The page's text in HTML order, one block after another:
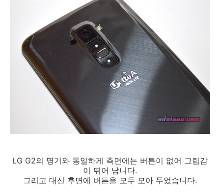
LG G2의 명기와 동일하게 측면에는 버튼이 없어 그립감
이 뛰어 납니다.
그리고 대신 후면에 버튼을 모두 모아 두었습니다.